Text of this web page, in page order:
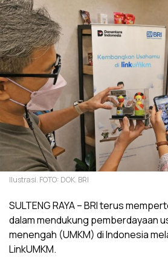
Ilustrasi. FOTO: DOK. BRI
SULTENG RAYA – BRI terus
dalam mendukung pemberdayaan
menengah (UMKM) di Indonesia
LinkUMKM.